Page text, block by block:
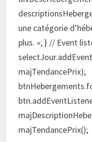
une catégorie
plus. »; } // Event
majTendancePrix);
majTendancePrix();